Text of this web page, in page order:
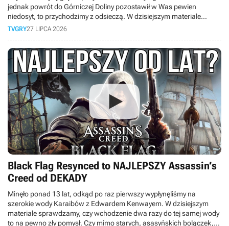
jednak powrót do Górniczej Doliny pozostawił w Was pewien
niedosyt, to przychodzimy z odsieczą. W dzisiejszym materiale
przygotowaliśmy dla Was zestawienie gier, które idealnie sprawdzą
TVGRY27 LIPCA 2026
Black Flag Resynced to NAJLEPSZY Assassin’s
Creed od DEKADY
Minęło ponad 13 lat, odkąd po raz pierwszy wypłynęliśmy na
szerokie wody Karaibów z Edwardem Kenwayem. W dzisiejszym
materiale sprawdzamy, czy wchodzenie dwa razy do tej samej wody
to na pewno zły pomysł. Czy mimo starych, asasyńskich bolączek,